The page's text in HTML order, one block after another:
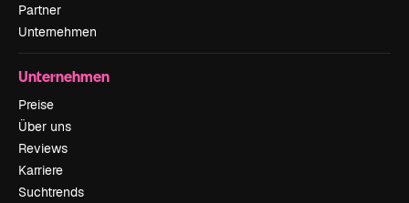
Partner
Unternehmen
Unternehmen
Preise
Über uns
Reviews
Karriere
Suchtrends